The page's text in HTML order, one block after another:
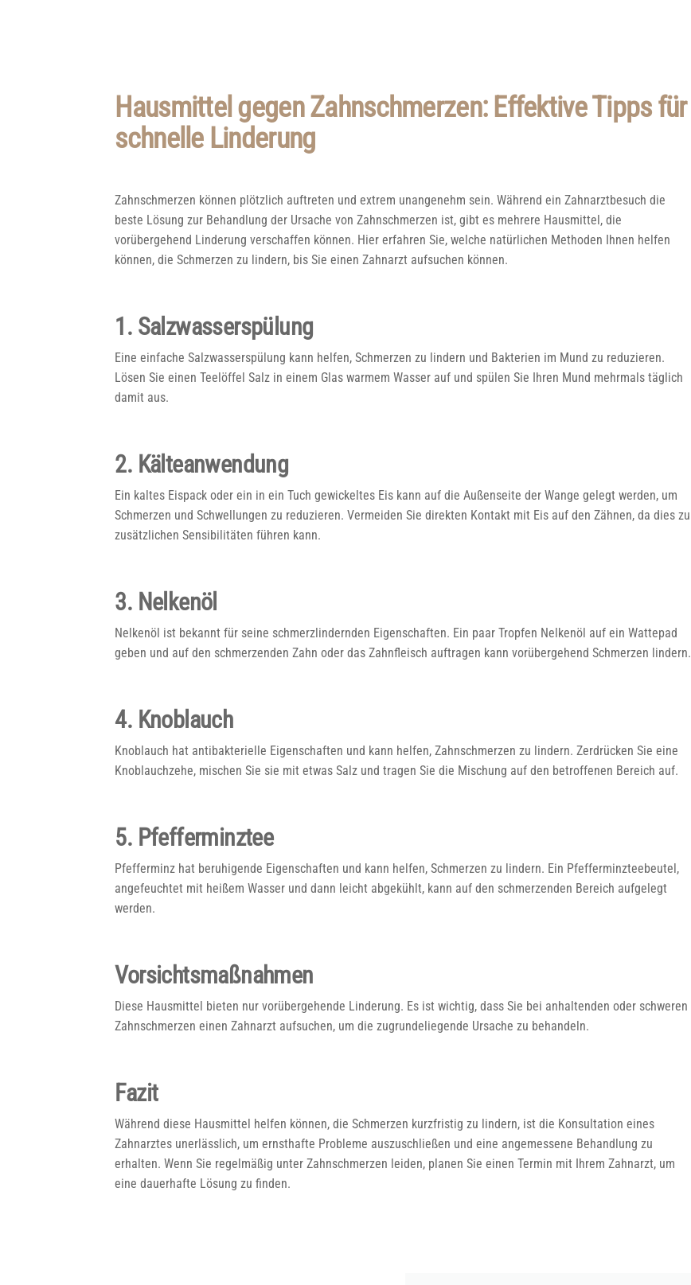
Hausmittel gegen Zahnschmerzen: Effektive Tipps für
schnelle Linderung
Zahnschmerzen können plötzlich auftreten und extrem unangenehm sein. Während ein Zahnarztbesuch die
beste Lösung zur Behandlung der Ursache von Zahnschmerzen ist, gibt es mehrere Hausmittel, die
vorübergehend Linderung verschaffen können. Hier erfahren Sie, welche natürlichen Methoden Ihnen helfen
können, die Schmerzen zu lindern, bis Sie einen Zahnarzt aufsuchen können.
1. Salzwasserspülung
Eine einfache Salzwasserspülung kann helfen, Schmerzen zu lindern und Bakterien im Mund zu reduzieren.
Lösen Sie einen Teelöffel Salz in einem Glas warmem Wasser auf und spülen Sie Ihren Mund mehrmals täglich
damit aus.
2. Kälteanwendung
Ein kaltes Eispack oder ein in ein Tuch gewickeltes Eis kann auf die Außenseite der Wange gelegt werden, um
Schmerzen und Schwellungen zu reduzieren. Vermeiden Sie direkten Kontakt mit Eis auf den Zähnen, da dies zu
zusätzlichen Sensibilitäten führen kann.
3. Nelkenöl
Nelkenöl ist bekannt für seine schmerzlindernden Eigenschaften. Ein paar Tropfen Nelkenöl auf ein Wattepad
geben und auf den schmerzenden Zahn oder das Zahnfleisch auftragen kann vorübergehend Schmerzen lindern.
4. Knoblauch
Knoblauch hat antibakterielle Eigenschaften und kann helfen, Zahnschmerzen zu lindern. Zerdrücken Sie eine
Knoblauchzehe, mischen Sie sie mit etwas Salz und tragen Sie die Mischung auf den betroffenen Bereich auf.
5. Pfefferminztee
Pfefferminz hat beruhigende Eigenschaften und kann helfen, Schmerzen zu lindern. Ein Pfefferminzteebeutel,
angefeuchtet mit heißem Wasser und dann leicht abgekühlt, kann auf den schmerzenden Bereich aufgelegt
werden.
Vorsichtsmaßnahmen
Diese Hausmittel bieten nur vorübergehende Linderung. Es ist wichtig, dass Sie bei anhaltenden oder schweren
Zahnschmerzen einen Zahnarzt aufsuchen, um die zugrundeliegende Ursache zu behandeln.
Fazit
Während diese Hausmittel helfen können, die Schmerzen kurzfristig zu lindern, ist die Konsultation eines
Zahnarztes unerlässlich, um ernsthafte Probleme auszuschließen und eine angemessene Behandlung zu
erhalten. Wenn Sie regelmäßig unter Zahnschmerzen leiden, planen Sie einen Termin mit Ihrem Zahnarzt, um
eine dauerhafte Lösung zu finden.